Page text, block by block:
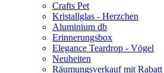
Crafts Pet
Kristallglas - Herzchen
Aluminium db
Erinnerungsbox
Elegance Teardrop - Vögel
Neuheiten
Räumungsverkauf mit Rabatt